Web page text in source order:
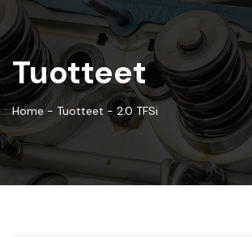
Tuotteet
Home- Tuotteet -2.0 TFSi